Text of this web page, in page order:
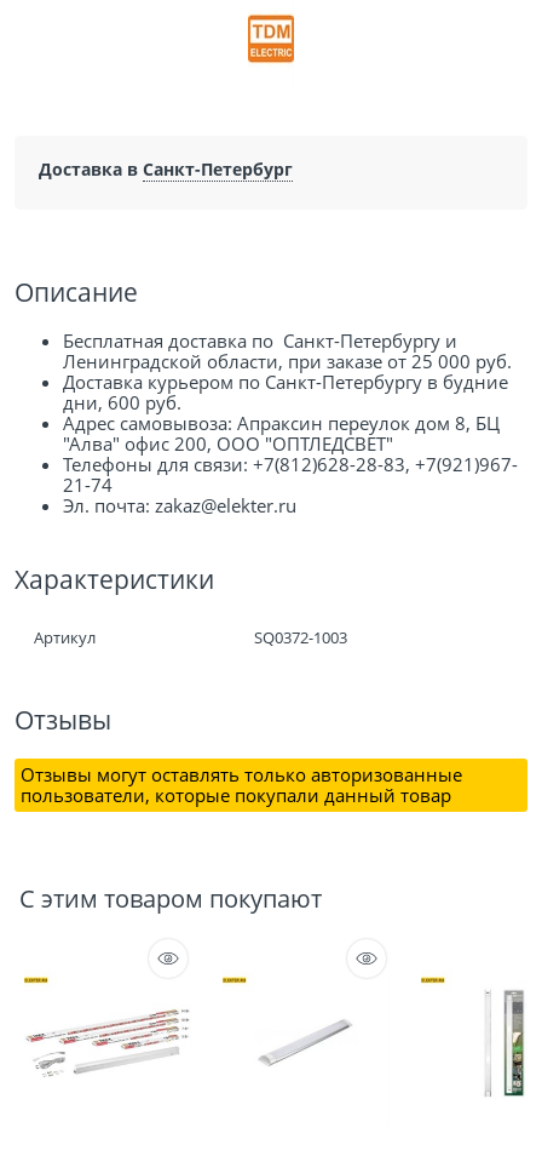
Доставка в Санкт-Петербург
Описание
Бесплатная доставка по Санкт-Петербургу и
Ленинградской области, при заказе от 25 000 руб.
Доставка курьером по Санкт-Петербургу в будние
дни, 600 руб.
Адрес самовывоза: Апраксин переулок дом 8, БЦ
"Алва" офис 200, ООО "ОПТЛЕДСВЕТ"
Телефоны для связи: +7(812)628-28-83, +7(921)967-
21-74
Эл. почта: zakaz@elekter.ru
Характеристики
Артикул SQ0372-1003
Отзывы
Отзывы могут оставлять только авторизованные
пользователи, которые покупали данный товар
С этим товаром покупают